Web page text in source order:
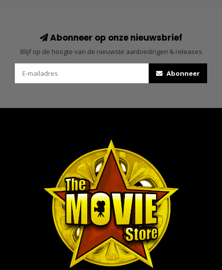
Abonneer op onze nieuwsbrief
Blijf op de hoogte van de nieuwste aanbiedingen & releases
Abonneer